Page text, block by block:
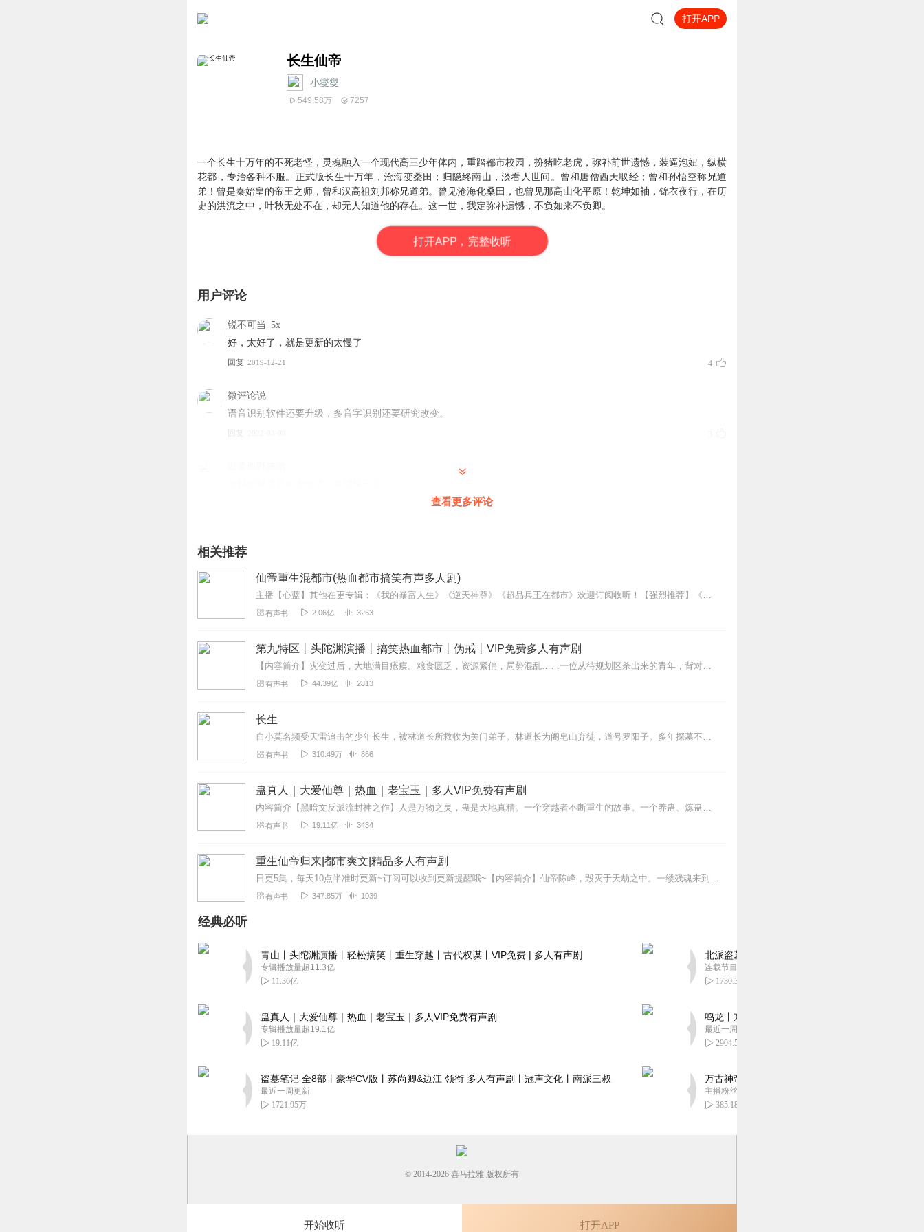
打开APP
长生仙帝
小燮燮
549.58万 7257
一个长生十万年的不死老怪，灵魂融入一个现代高三少年体内，重踏都市校园，扮猪吃老虎，弥补前世遗憾，装逼泡妞，纵横
花都，专治各种不服。正式版长生十万年，沧海变桑田；归隐终南山，淡看人世间。曾和唐僧西天取经；曾和孙悟空称兄道
弟！曾是秦始皇的帝王之师，曾和汉高祖刘邦称兄道弟。曾见沧海化桑田，也曾见那高山化平原！乾坤如袖，锦衣夜行，在历
史的洪流之中，叶秋无处不在，却无人知道他的存在。这一世，我定弥补遗憾，不负如来不负卿。
打开APP，完整收听
用户评论
锐不可当_5x
好，太好了，就是更新的太慢了
回复 2019-12-21 4
微评论说
语音识别软件还要升级，多音字识别还要研究改变。
回复
很好听！就是更新的太慢。
2020-03-23
听友216193341
2020-02-12
1358204yvtk
2019-10-30
1329368npbl
2019-10-11
听友206172813
2021-04-28
科技规则之神
回复
聽友142665778
都活了十万年了还泡妞装b，请问年纪都活到🐶身上去了吗？
查看更多评论
相关推荐
仙帝重生混都市(热血都市搞笑有声多人剧)
主播【心蓝】其他在更专辑：《我的暴富人生》《逆天神尊》《超品兵王在都市》欢迎订阅收听！【强烈推荐】《仙帝重生混都市》掌中文学网旗下年度最具潜力作品，占据热销榜前...
有声书 2.06亿 3263
第九特区丨头陀渊演播丨搞笑热血都市丨伪戒丨VIP免费多人有声剧
【内容简介】灾变过后，大地满目疮痍。粮食匮乏，资源紧俏，局势混乱……一位从待规划区杀出来的青年，背对着漫天黄沙，孤身来到九区谋生，却不曾想偶然结识三五好友，一念...
有声书 44.39亿 2813
长生
自小莫名频受天雷追击的少年长生，被林道长所救收为关门弟子。林道长为阁皂山弃徒，道号罗阳子。多年探墓不为钱财，只为给意中人寻宝续命。临终前将墓中带出的秘笈分赠五名...
有声书 310.49万 866
蛊真人｜大爱仙尊｜热血｜老宝玉｜多人VIP免费有声剧
内容简介【黑暗文反派流封神之作】人是万物之灵，蛊是天地真精。一个穿越者不断重生的故事。一个养蛊、炼蛊、用蛊的奇特世界。配音组（男角色）老宝玉旁白...
有声书 19.11亿 3434
重生仙帝归来|都市爽文|精品多人有声剧
日更5集，每天10点半准时更新~订阅可以收到更新提醒哦~【内容简介】仙帝陈峰，毁灭于天劫之中。一缕残魂来到地球，重生在纨绔子弟身上。身具神奇功法，入凡重修。从此...
有声书 347.85万 1039
经典必听
青山丨头陀渊演播丨轻松搞笑丨重生穿越丨古代权谋丨VIP免费 | 多人有声剧
专辑播放量超11.3亿
11.36亿
蛊真人｜大爱仙尊｜热血｜老宝玉｜多人VIP免费有声剧
专辑播放量超19.1亿
19.11亿
盗墓笔记 全8部丨豪华CV版丨苏尚卿&边江 领衔 多人有声剧丨冠声文化丨南派三叔
最近一周更新
1721.95万
北派盗墓笔记丨头陀渊出品丨悬疑灵异丨摸金校尉
连载节目超五百集
1730.34万
鸣龙丨东方玄幻丨紫襟团队丨轻松搞笑丨多人有声
最近一周更新
2904.52万
万古神帝丨玄幻丨热血丨紫襟团队演播丨多人有声
主播粉丝2836万
385.18万
开始收听 打开APP
© 2014-2026 喜马拉雅 版权所有